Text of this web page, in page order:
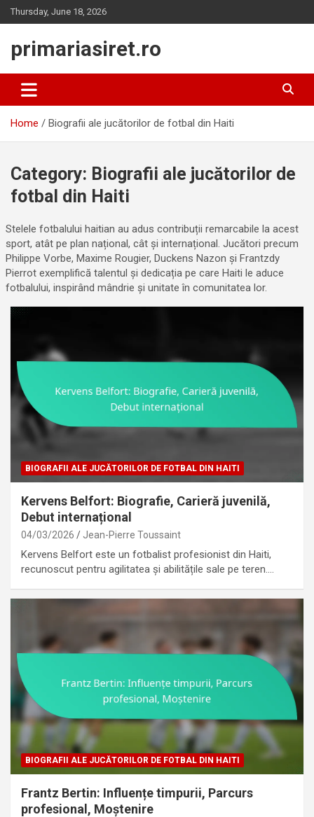
Skip
to
Thursday, June 18, 2026
primariasiret.ro
Home Biografii ale jucătorilor de fotbal din Haiti
Category: Biografii ale jucătorilor de
fotbal din Haiti
Stelele fotbalului haitian au adus contribuții remarcabile la acest
sport, atât pe plan național, cât și internațional. Jucători precum
Philippe Vorbe, Maxime Rougier, Duckens Nazon și Frantzdy
Pierrot exemplifică talentul și dedicația pe care Haiti le aduce
fotbalului, inspirând mândrie și unitate în comunitatea lor.
BIOGRAFII ALE JUCĂTORILOR DE FOTBAL DIN HAITI
Kervens Belfort: Biografie, Carieră juvenilă,
Debut internațional
04/03/2026 Jean-Pierre Toussaint
Kervens Belfort este un fotbalist profesionist din Haiti,
recunoscut pentru agilitatea și abilitățile sale pe teren.…
BIOGRAFII ALE JUCĂTORILOR DE FOTBAL DIN HAITI
Frantz Bertin: Influențe timpurii, Parcurs
profesional, Moștenire